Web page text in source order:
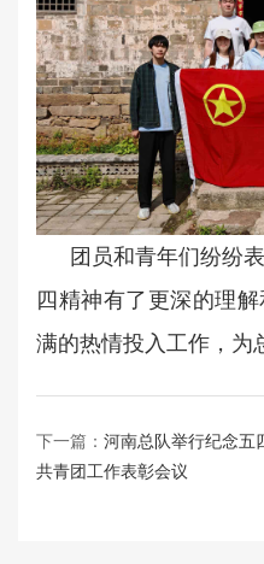
团员和青年们纷纷
四精神有了更深的理
满的热情投入工作，为
下一篇： 河南总队举行纪念五
共青团工作表彰会议